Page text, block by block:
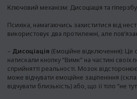
Ключовий механізм: Дисоціація та
Психіка, намагаючись захиститися від
використовує два протилежні, але
– Дисоціація (Емоційне відключення): Це
натискали кнопку “Вимк” на частині своїх
сприйнятті реальності. Мозок
може відчувати емоційне заціпеніння
відчувати близькість) або, що її тіло “не